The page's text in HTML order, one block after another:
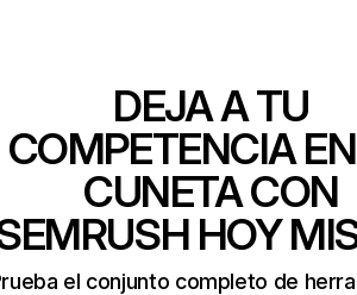
DEJA A TU
COMPETENCIA
CUNETA CON
HOY
el conjunto completo de